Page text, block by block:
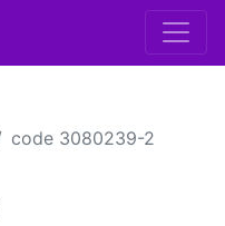
code 3080239-2